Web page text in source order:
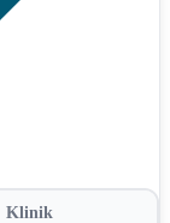
Klinik